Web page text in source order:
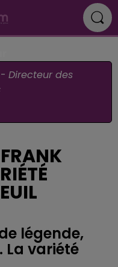
- Directeur des
légende,
La variété